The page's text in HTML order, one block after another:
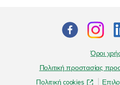
Όροι
Πολιτική προστασίας
Πολιτική cookies